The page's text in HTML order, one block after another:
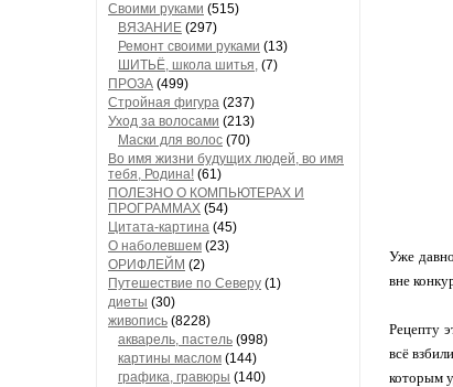
Своими руками (515)
ВЯЗАНИЕ (297)
Ремонт своими руками (13)
ШИТЬЁ, школа шитья, (7)
ПРОЗА (499)
Стройная фигура (237)
Уход за волосами (213)
Маски для волос (70)
Во имя жизни будущих людей, во имя
тебя, Родина! (61)
ПОЛЕЗНО О КОМПЬЮТЕРАХ И
ПРОГРАММАХ (54)
Цитата-картина (45)
О наболевшем (23)
ОРИФЛЕЙМ (2)
Путешествие по Северу (1)
диеты (30)
живопись (8228)
акварель, пастель (998)
картины маслом (144)
графика, гравюры (140)
Уже
вне
Рецепту
всё
которым